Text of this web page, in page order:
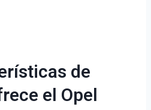
de
el Opel